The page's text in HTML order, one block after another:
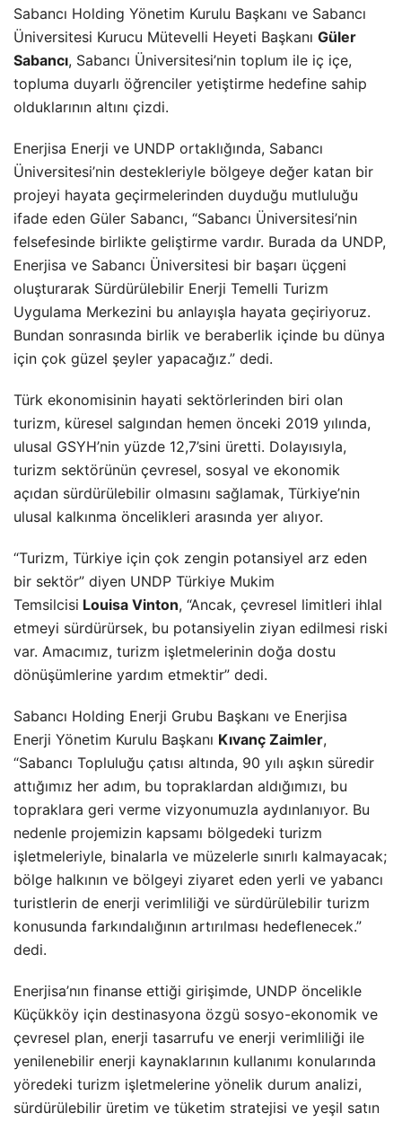
Sabancı Holding Yönetim Kurulu Başkanı ve Sabancı
Üniversitesi Kurucu Mütevelli Heyeti Başkanı Güler
Sabancı, Sabancı Üniversitesi’nin toplum ile iç içe,
topluma duyarlı öğrenciler yetiştirme hedefine sahip
olduklarının altını çizdi.
Enerjisa Enerji ve UNDP ortaklığında, Sabancı
Üniversitesi’nin destekleriyle bölgeye değer katan bir
projeyi hayata geçirmelerinden duyduğu mutluluğu
ifade eden Güler Sabancı, “Sabancı Üniversitesi’nin
felsefesinde birlikte geliştirme vardır. Burada da UNDP,
Enerjisa ve Sabancı Üniversitesi bir başarı üçgeni
oluşturarak Sürdürülebilir Enerji Temelli Turizm
Uygulama Merkezini bu anlayışla hayata geçiriyoruz.
Bundan sonrasında birlik ve beraberlik içinde bu dünya
için çok güzel şeyler yapacağız.” dedi.
Türk ekonomisinin hayati sektörlerinden biri olan
turizm, küresel salgından hemen önceki 2019 yılında,
ulusal GSYH’nin yüzde 12,7’sini üretti. Dolayısıyla,
turizm sektörünün çevresel, sosyal ve ekonomik
açıdan sürdürülebilir olmasını sağlamak, Türkiye’nin
ulusal kalkınma öncelikleri arasında yer alıyor.
“Turizm, Türkiye için çok zengin potansiyel arz eden
bir sektör” diyen UNDP Türkiye Mukim
Temsilcisi Louisa Vinton, “Ancak, çevresel limitleri ihlal
etmeyi sürdürürsek, bu potansiyelin ziyan edilmesi riski
var. Amacımız, turizm işletmelerinin doğa dostu
dönüşümlerine yardım etmektir” dedi.
Sabancı Holding Enerji Grubu Başkanı ve Enerjisa
Enerji Yönetim Kurulu Başkanı Kıvanç Zaimler,
“Sabancı Topluluğu çatısı altında, 90 yılı aşkın süredir
attığımız her adım, bu topraklardan aldığımızı, bu
topraklara geri verme vizyonumuzla aydınlanıyor. Bu
nedenle projemizin kapsamı bölgedeki turizm
işletmeleriyle, binalarla ve müzelerle sınırlı kalmayacak;
bölge halkının ve bölgeyi ziyaret eden yerli ve yabancı
turistlerin de enerji verimliliği ve sürdürülebilir turizm
konusunda farkındalığının artırılması hedeflenecek.”
dedi.
Enerjisa’nın finanse ettiği girişimde, UNDP öncelikle
Küçükköy için destinasyona özgü sosyo-ekonomik ve
çevresel plan, enerji tasarrufu ve enerji verimliliği ile
yenilenebilir enerji kaynaklarının kullanımı konularında
yöredeki turizm işletmelerine yönelik durum analizi,
sürdürülebilir üretim ve tüketim stratejisi ve yeşil satın